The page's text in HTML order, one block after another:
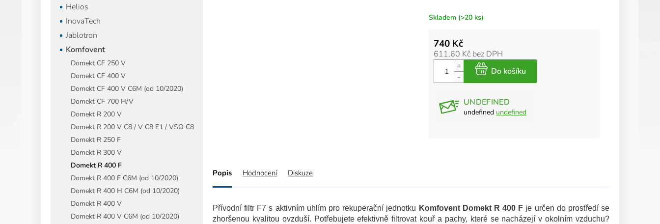
Helios
InovaTech
Jablotron
Komfovent
Domekt CF 250 V
Domekt CF 400 V
Domekt CF 400 V C6M (od 10/2020)
Domekt CF 700 H/V
Domekt R 200 V
Domekt R 200 V C8 / V C8 E1 / VSO C8
Domekt R 250 F
Domekt R 300 V
Domekt R 400 F
Domekt R 400 F C6M (od 10/2020)
Domekt R 400 H C6M (od 10/2020)
Domekt R 400 V
Domekt R 400 V C6M (od 10/2020)
Skladem (>20 ks)
740 Kč
611,60 Kč bez DPH
UNDEFINED
undefined undefined
Popis Hodnocení Diskuze
Přívodní filtr F7 s aktivním uhlím pro rekuperační jednotku Komfovent Domekt R 400 F je určen do prostředí se
zhoršenou kvalitou ovzduší. Potřebujete efektivně filtrovat kouř a pachy, které se nacházejí v okolním vzduchu?